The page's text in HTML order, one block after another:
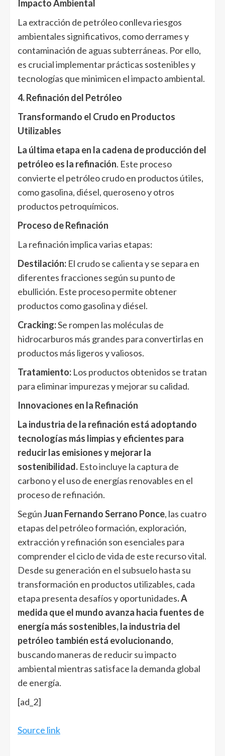
Impacto Ambiental
La extracción de petróleo conlleva riesgos
ambientales significativos, como derrames y
contaminación de aguas subterráneas. Por ello,
es crucial implementar prácticas sostenibles y
tecnologías que minimicen el impacto ambiental.
4. Refinación del Petróleo
Transformando el Crudo en Productos
Utilizables
La última etapa en la cadena de producción del
petróleo es la refinación. Este proceso
convierte el petróleo crudo en productos útiles,
como gasolina, diésel, queroseno y otros
productos petroquímicos.
Proceso de Refinación
La refinación implica varias etapas:
Destilación: El crudo se calienta y se separa en
diferentes fracciones según su punto de
ebullición. Este proceso permite obtener
productos como gasolina y diésel.
Cracking:Se rompen las moléculas de
hidrocarburos más grandes para convertirlas en
productos más ligeros y valiosos.
Tratamiento: Los productos obtenidos se tratan
para eliminar impurezas y mejorar su calidad.
Innovaciones en la Refinación
La industria de la refinación está adoptando
tecnologías más limpias y eficientes para
reducir las emisiones y mejorar la
sostenibilidad. Esto incluye la captura de
carbono y el uso de energías renovables en el
proceso de refinación.
SegúnJuan Fernando Serrano Ponce, las cuatro
etapas del petróleo formación, exploración,
extracción y refinación son esenciales para
comprender el ciclo de vida de este recurso vital.
Desde su generación en el subsuelo hasta su
transformación en productos utilizables, cada
etapa presenta desafíos y oportunidades. A
medida que el mundo avanza hacia fuentes de
energía más sostenibles, la industria del
petróleo también está evolucionando,
buscando maneras de reducir su impacto
ambiental mientras satisface la demanda global
de energía.
[ad_2]
Source link